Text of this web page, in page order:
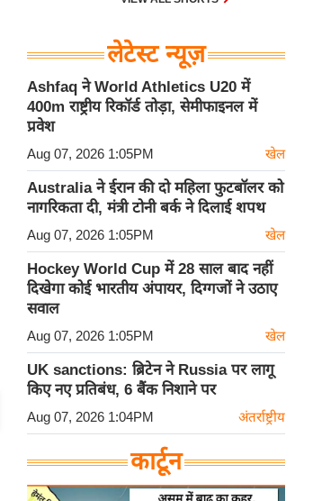
लेटेस्ट न्यूज़
Ashfaq ने World Athletics U20 में
400m राष्ट्रीय रिकॉर्ड तोड़ा, सेमीफाइनल में
प्रवेश
Aug 07, 2026 1:05PM खेल
Australia ने ईरान की दो महिला फुटबॉलर को
नागरिकता दी, मंत्री टोनी बर्क ने दिलाई शपथ
Aug 07, 2026 1:05PM खेल
Hockey World Cup में 28 साल बाद नहीं
दिखेगा कोई भारतीय अंपायर, दिग्गजों ने उठाए
सवाल
Aug 07, 2026 1:05PM खेल
UK sanctions: ब्रिटेन ने Russia पर लागू
किए नए प्रतिबंध, 6 बैंक निशाने पर
Aug 07, 2026 1:04PM अंतर्राष्ट्रीय
कार्टून